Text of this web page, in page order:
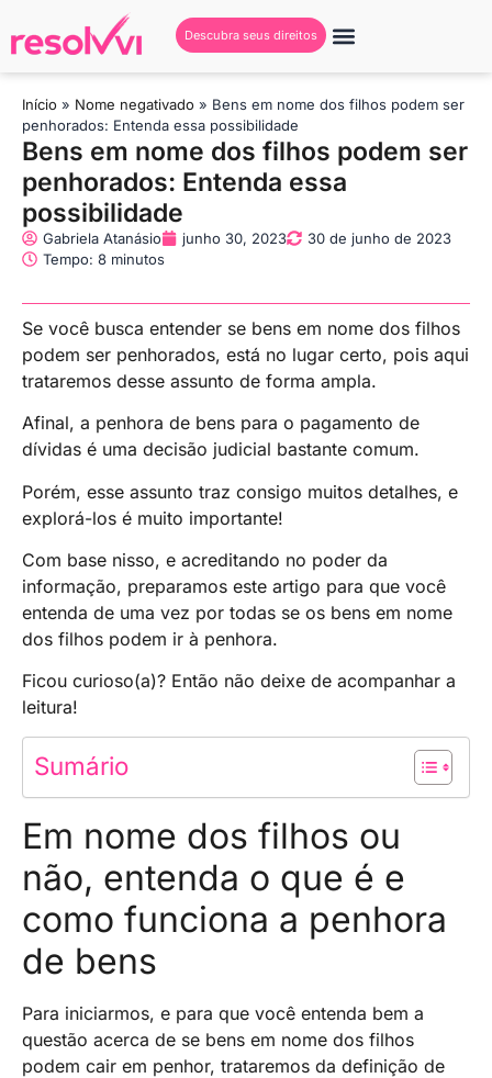
Descubra seus direitos
Início » Nome negativado » Bens em nome dos filhos podem ser
penhorados: Entenda essa possibilidade
Bens em nome dos filhos podem ser
penhorados: Entenda essa
possibilidade
Gabriela Atanásio junho 30, 2023
30 de junho de 2023
Tempo: 8 minutos
Se você busca entender se bens em nome dos filhos
podem ser penhorados, está no lugar certo, pois aqui
trataremos desse assunto de forma ampla.
Afinal, a penhora de bens para o pagamento de
dívidas é uma decisão judicial bastante comum.
Porém, esse assunto traz consigo muitos detalhes, e
explorá-los é muito importante!
Com base nisso, e acreditando no poder da
informação, preparamos este artigo para que você
entenda de uma vez por todas se os bens em nome
dos filhos podem ir à penhora.
Ficou curioso(a)? Então não deixe de acompanhar a
leitura!
Sumário
Em nome dos filhos ou
não, entenda o que é e
como funciona a penhora
de bens
Para iniciarmos, e para que você entenda bem a
questão acerca de se bens em nome dos filhos
podem cair em penhor, trataremos da definição de